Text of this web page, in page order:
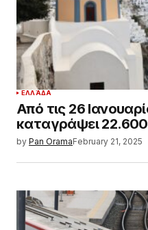
ΕΛΛΆΔΑ
Από τις 26
καταγράψει
by Pan OramaFebruary 21, 2025